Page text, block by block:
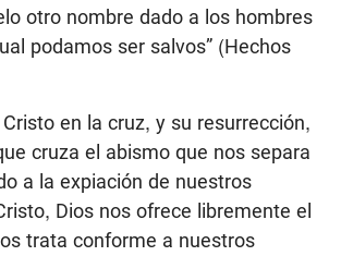
otro nombre dado a los hombres
podamos ser salvos” (Hechos
en la cruz, y su resurrección,
cruza el abismo que nos separa
a la expiación de nuestros
Dios nos ofrece libremente el
trata conforme a nuestros